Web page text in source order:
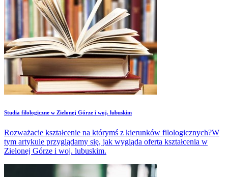
Studia filologiczne w Zielonej Górze i woj. lubuskim
Rozważacie kształcenie na którymś z kierunków filologicznych?W
tym artykule przyglądamy się, jak wygląda oferta kształcenia w
Zielonej Górze i woj. lubuskim.